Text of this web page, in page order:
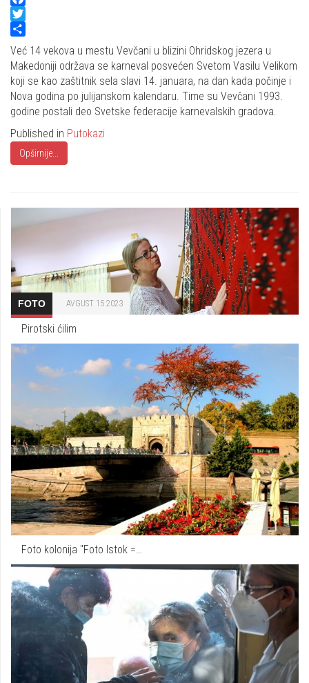
Facebook
Twitter
Share
Već 14 vekova u mestu Vevčani u blizini Ohridskog jezera u
Makedoniji održava se karneval posvećen Svetom Vasilu Velikom
koji se kao zaštitnik sela slavi 14. januara, na dan kada počinje i
Nova godina po julijanskom kalendaru. Time su Vevčani 1993.
godine postali deo Svetske federacije karnevalskih gradova.
Published in Putokazi
Opširnije...
FOTO AVGUST 15 2023
Pirotski ćilim
Foto kolonija "Foto Istok =…